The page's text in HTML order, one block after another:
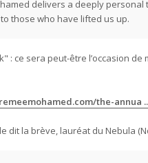
delivers a deeply
those who have lifted us up.
: ce sera peut-être l’occasion
the-annua
dit la brève, lauréat du Nebula